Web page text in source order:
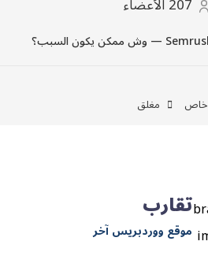
خاص مغلق
تقارب
موقع ووردبريس آخر